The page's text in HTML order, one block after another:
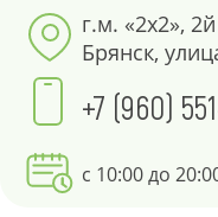
г.м. «2х2»,
Брянск,
+7 (960)
с 10:00 до